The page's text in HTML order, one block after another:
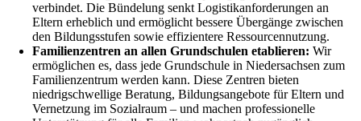
verbindet. Die Bündelung senkt Logistikanforderungen an
Eltern erheblich und ermöglicht bessere Übergänge zwischen
den Bildungsstufen sowie effizientere Ressourcennutzung.
Familienzentren an allen Grundschulen etablieren: Wir
ermöglichen es, dass jede Grundschule in Niedersachsen zum
Familienzentrum werden kann. Diese Zentren bieten
niedrigschwellige Beratung, Bildungsangebote für Eltern und
Vernetzung im Sozialraum – und machen professionelle